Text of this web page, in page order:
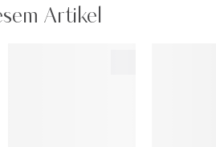
Artikel